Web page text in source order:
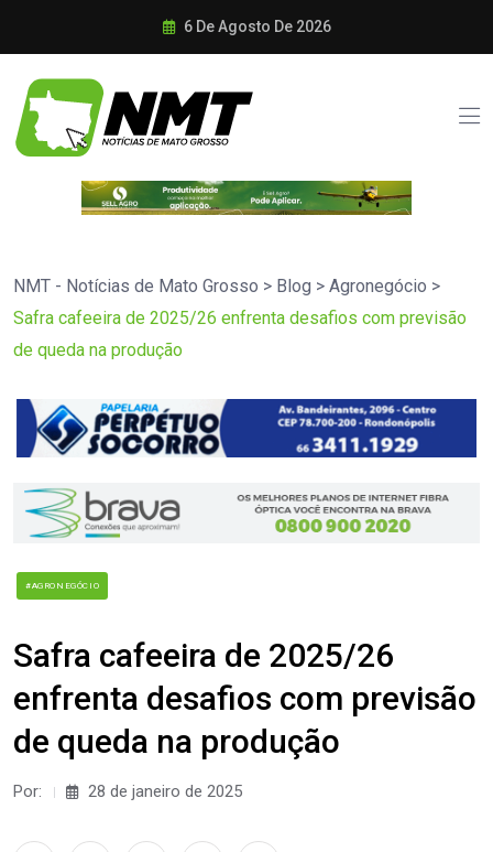
6 De Agosto De 2026
NMT - Notícias de Mato Grosso > Blog > Agronegócio >
Safra cafeeira de 2025/26 enfrenta desafios com previsão
de queda na produção
#AGRONEGÓCIO
Safra cafeeira de 2025/26
enfrenta desafios com previsão
de queda na produção
Por: 28 de janeiro de 2025